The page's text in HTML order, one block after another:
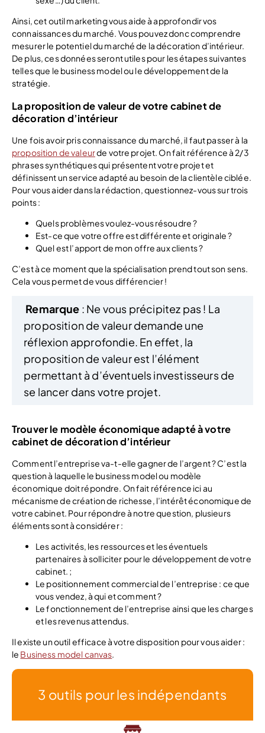
Ainsi, cet outil marketing vous aide à approfondir vos
connaissances du marché. Vous pouvez donc comprendre
mesurer le potentiel du marché de la décoration d’intérieur.
De plus, ces données seront utiles pour les étapes suivantes
telles que le business model ou le développement de la
stratégie.
La proposition de valeur de votre cabinet de
décoration d’intérieur
Une fois avoir pris connaissance du marché, il faut passer à la
proposition de valeurde votre projet. On fait référence à 2/3
phrases synthétiques qui présentent votre projet et
définissent un service adapté au besoin de la clientèle ciblée.
Pour vous aider dans la rédaction, questionnez-vous sur trois
points :
Quels problèmes voulez-vous résoudre ?
Est-ce que votre offre est différente et originale ?
Quel est l’apport de mon offre aux clients ?
C’est à ce moment que la spécialisation prend tout son sens.
Cela vous permet de vous différencier !
Remarque : Ne vous précipitez pas ! La
proposition de valeur demande une
réflexion approfondie. En effet, la
proposition de valeur est l’élément
permettant à d’éventuels investisseurs de
se lancer dans votre projet.
Trouver le modèle économique adapté à votre
cabinet de décoration d’intérieur
Comment l’entreprise va-t-elle gagner de l’argent ? C’est la
question à laquelle le business model ou modèle
économique doit répondre. On fait référence ici au
mécanisme de création de richesse, l’intérêt économique de
votre cabinet. Pour répondre à notre question, plusieurs
éléments sont à considérer :
Les activités, les ressources et les éventuels
partenaires à solliciter pour le développement de votre
cabinet. ;
Le positionnement commercial de l’entreprise : ce que
vous vendez, à qui et comment ?
Le fonctionnement de l’entreprise ainsi que les charges
et les revenus attendus.
Il existe un outil efficace à votre disposition pour vous aider :
le Business model canvas.
3 outils pour les indépendants